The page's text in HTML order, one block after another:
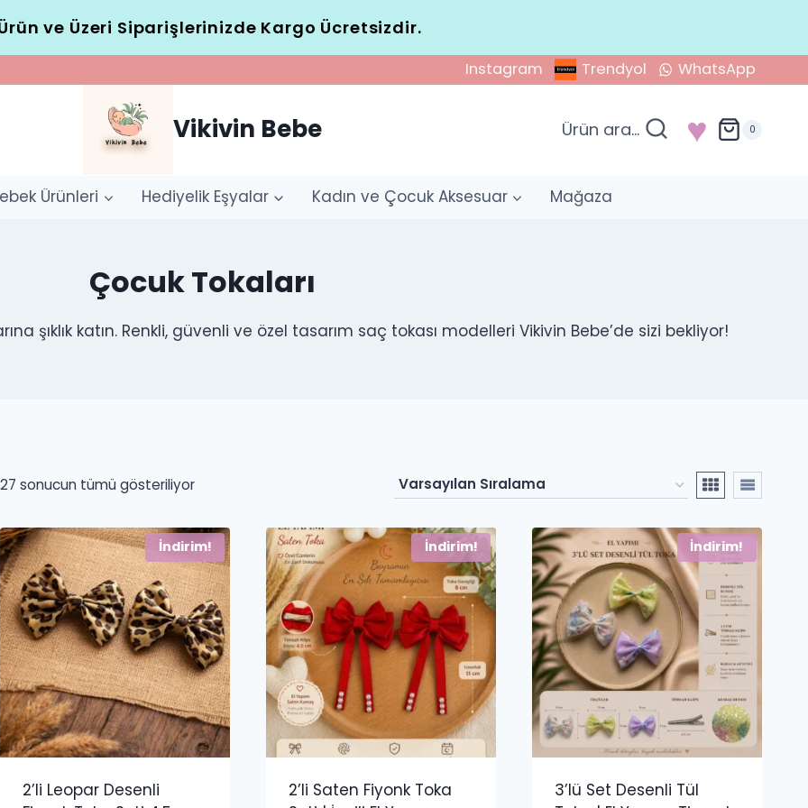
ve Üzeri Siparişlerinizde Kargo Ücretsizdir.
Instagram Trendyol WhatsApp
Vikivin Bebe Ürün ara... ♥ 0
Ürünleri Hediyelik Eşyalar Kadın ve Çocuk Aksesuar Mağaza
Çocuk Tokaları
şıklık katın. Renkli, güvenli ve özel tasarım saç tokası modelleri Vikivin Bebe’de sizi bekliyor!
27 sonucun tümü gösteriliyor
İndirim!
2’li Leopar Desenli
İndirim!
2’li Saten Fiyonk Toka
İndirim!
3’lü Set Desenli Tül